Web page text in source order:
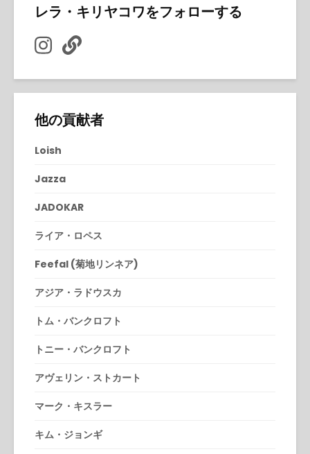
レラ・キリヤコワをフォローする
他の貢献者
Loish
Jazza
JADOKAR
ライア・ロペス
Feefal (菊地リンネア)
アジア・ラドウスカ
トム・バンクロフト
トニー・バンクロフト
アヴェリン・ストカート
マーク・キスラー
キム・ジョンギ